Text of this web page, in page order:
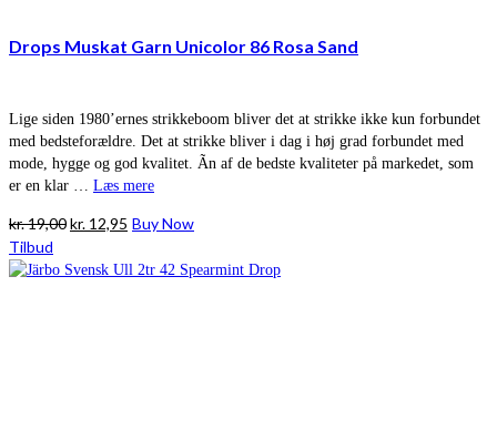
Drops Muskat Garn Unicolor 86 Rosa Sand
Lige siden 1980’ernes strikkeboom bliver det at strikke ikke kun forbundet
med bedsteforældre. Det at strikke bliver i dag i høj grad forbundet med
mode, hygge og god kvalitet. Ãn af de bedste kvaliteter på markedet, som
er en klar … Læs mere
kr.19,00Den
pris
kr. 12,95 Den
pris
Buy Now
Tilbud